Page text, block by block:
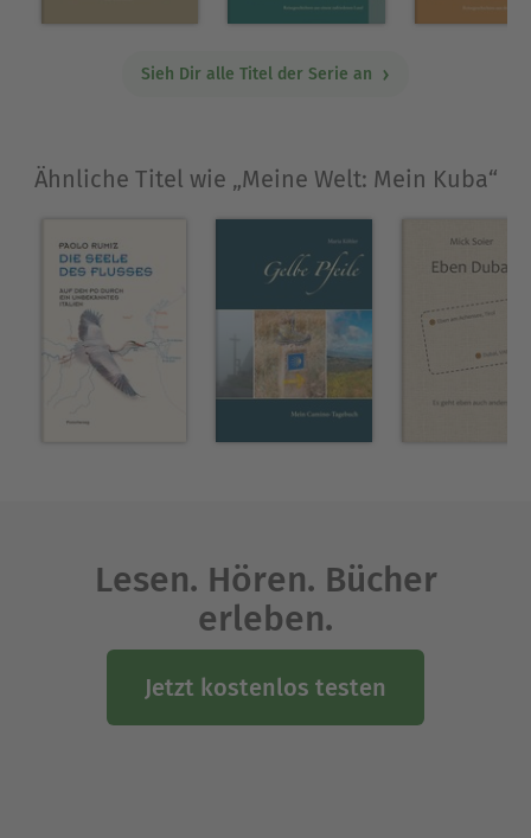
nicht bleiben.Und was tatsächlich aus diesem
Land wird, ist spannend zu beobachten und ein
Über Kurt Lehmkuhl
Kurt Lehmkuhl, 1952 in der Nähe von Aachen an
einem Sonntag geboren, war 30 Jahre als
Redakteur im Zeitungsverlag Aachen tätig. Durch
die Beschäftigung mit dem Strafrecht im Rahmen
des Jurastudiums in Bonn hat er schon früh damit
angefangen, Kriminalromane zu schreiben,
zunächst nur gedacht als Geschenke für Freunde.
Zur ersten Veröffentlichung kam es eher zufällig
VHS-Dozent im Kreis Heinsberg für kreatives
Ausblenden
Sieh Dir alle Titel der Serie an
Ähnliche Titel wie „Meine Welt: Mein Kuba“
Lesen. Hören. Bücher
erleben.
Jetzt kostenlos testen